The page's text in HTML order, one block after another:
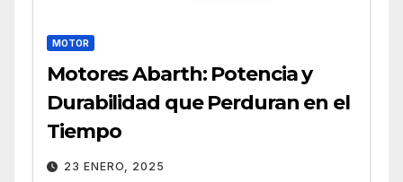
MOTOR
Motores Abarth: Potencia y
Durabilidad que Perduran en el
Tiempo
23 ENERO, 2025